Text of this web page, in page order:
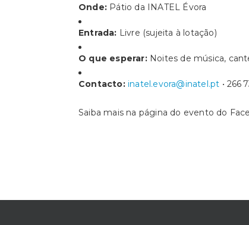
Onde: Pátio da INATEL Évora
Entrada: Livre (sujeita à lotação)
O que esperar:Noites de música,
Contacto: inatel.evora@inatel.pt • 266
Saiba mais na página do evento do